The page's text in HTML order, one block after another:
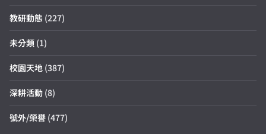
教研動態 (227)
未分類 (1)
校園天地 (387)
深耕活動 (8)
號外/榮譽 (477)